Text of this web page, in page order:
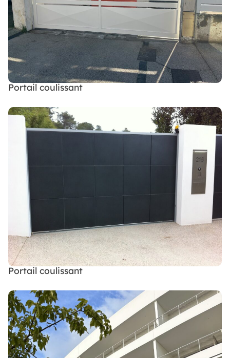
Portail coulissant
Portail coulissant